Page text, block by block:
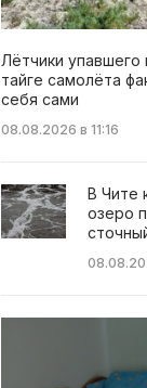
Лётчики упавшего
тайге самолёта
себя сами
08.08.2026 в 11:16
В Чите
озеро